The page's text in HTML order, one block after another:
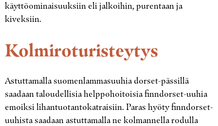
käyttöominaisuuksiin eli jalkoihin, purentaan ja
kiveksiin.
Kolmiroturisteytys
Astuttamalla suomenlammasuuhia dorset-pässillä
saadaan taloudellisia helppohoitoisia finndorset-uuhia
emoiksi lihantuotantokatraisiin. Paras hyöty finndorset-
uuhista saadaan astuttamalla ne kolmannella rodulla